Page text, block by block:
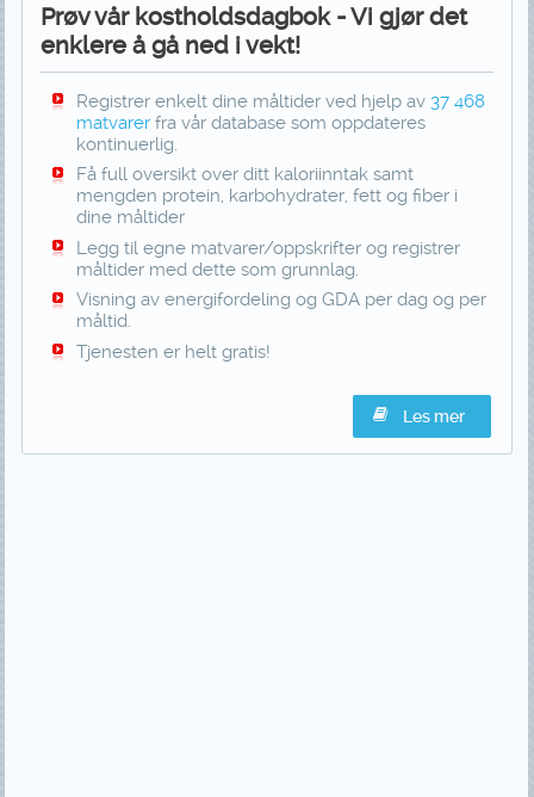
Prøv vår kostholdsdagbok - Vi gjør det
enklere å gå ned i vekt!
Registrer enkelt dine måltider ved hjelp av 37 468
matvarer fra vår database som oppdateres
kontinuerlig.
Få full oversikt over ditt kaloriinntak samt
mengden protein, karbohydrater, fett og fiber i
dine måltider
Legg til egne matvarer/oppskrifter og registrer
måltider med dette som grunnlag.
Visning av energifordeling og GDA per dag og per
måltid.
Tjenesten er helt gratis!
Les mer